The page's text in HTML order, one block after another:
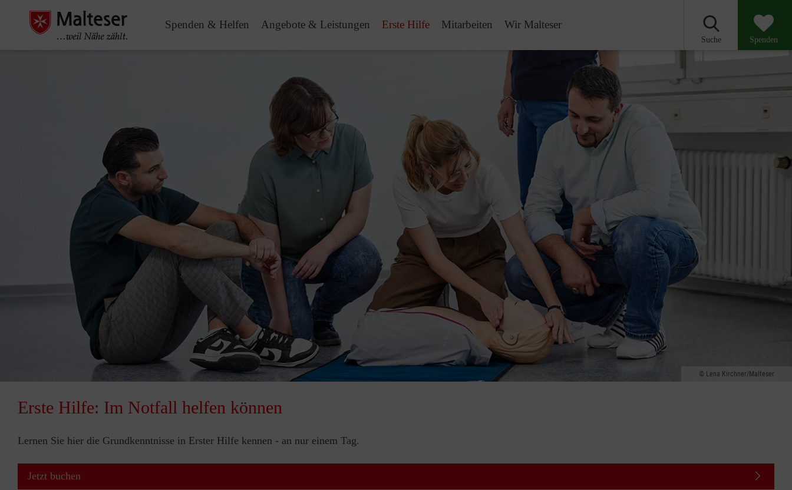
Spenden & Helfen Angebote & Leistungen Erste Hilfe Mitarbeiten Wir Malteser
Suche Spenden
Lena Kirchner/Malteser
Erste Hilfe: Im Notfall helfen können
Lernen Sie hier die Grundkenntnisse in Erster Hilfe kennen - an nur einem Tag.
Jetzt buchen